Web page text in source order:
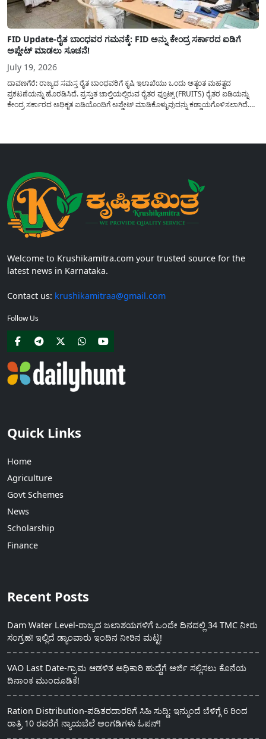
FID Update-ರೈತ ಬಾಂಧವರ ಗಮನಕ್ಕೆ: FID ಅನ್ನು ಕೇಂದ್ರ ಸರ್ಕಾರದ ಐಡಿಗೆ
ಅಪ್ಡೇಟ್ ಮಾಡಲು ಸೂಚನೆ!
July 19, 2026
ದಾವಣಗೆರೆ: ರಾಜ್ಯದ ಸಮಸ್ತ ರೈತ ಬಾಂಧವರಿಗೆ ಕೃಷಿ ಇಲಾಖೆಯು ಒಂದು ಅತ್ಯಂತ ಮಹತ್ವದ
ಪ್ರಕಟಣೆಯನ್ನು ಹೊರಡಿಸಿದೆ. ಪ್ರಸ್ತುತ ಚಾಲ್ತಿಯಲ್ಲಿರುವ ರೈತರ ಫ್ರೂಟ್ಸ್ (FRUITS) ರೈತರ ಐಡಿಯನ್ನು
ಕೇಂದ್ರ ಸರ್ಕಾರದ ಅಧಿಕೃತ ಐಡಿಯೊಂದಿಗೆ ಅಪ್ಡೇಟ್ ಮಾಡಿಕೊಳ್ಳುವುದನ್ನು ಕಡ್ಡಾಯಗೊಳಿಸಲಾಗಿದೆ.
Welcome to Krushikamitra.com your trusted source for the
latest news in Karnataka.
Contact us: krushikamitraa@gmail.com
Follow Us
Quick Links
Home
Agriculture
Govt Schemes
News
Scholarship
Finance
Recent Posts
Dam Water Level-ರಾಜ್ಯದ ಜಲಾಶಯಗಳಿಗೆ ಒಂದೇ ದಿನದಲ್ಲಿ 34 TMC ನೀರು
ಸಂಗ್ರಹ! ಇಲ್ಲಿದೆ ಡ್ಯಾಂವಾರು ಇಂದಿನ ನೀರಿನ ಮಟ್ಟ!
VAO Last Date-ಗ್ರಾಮ ಆಡಳಿತ ಅಧಿಕಾರಿ ಹುದ್ದೆಗೆ ಅರ್ಜಿ ಸಲ್ಲಿಸಲು ಕೊನೆಯ
ದಿನಾಂಕ ಮುಂದೂಡಿಕೆ!
Ration Distribution-ಪಡಿತರದಾರರಿಗೆ ಸಿಹಿ ಸುದ್ದಿ: ಇನ್ಮುಂದೆ ಬೆಳಿಗ್ಗೆ 6 ರಿಂದ
ರಾತ್ರಿ 10 ರವರೆಗೆ ನ್ಯಾಯಬೆಲೆ ಅಂಗಡಿಗಳು ಓಪನ್!